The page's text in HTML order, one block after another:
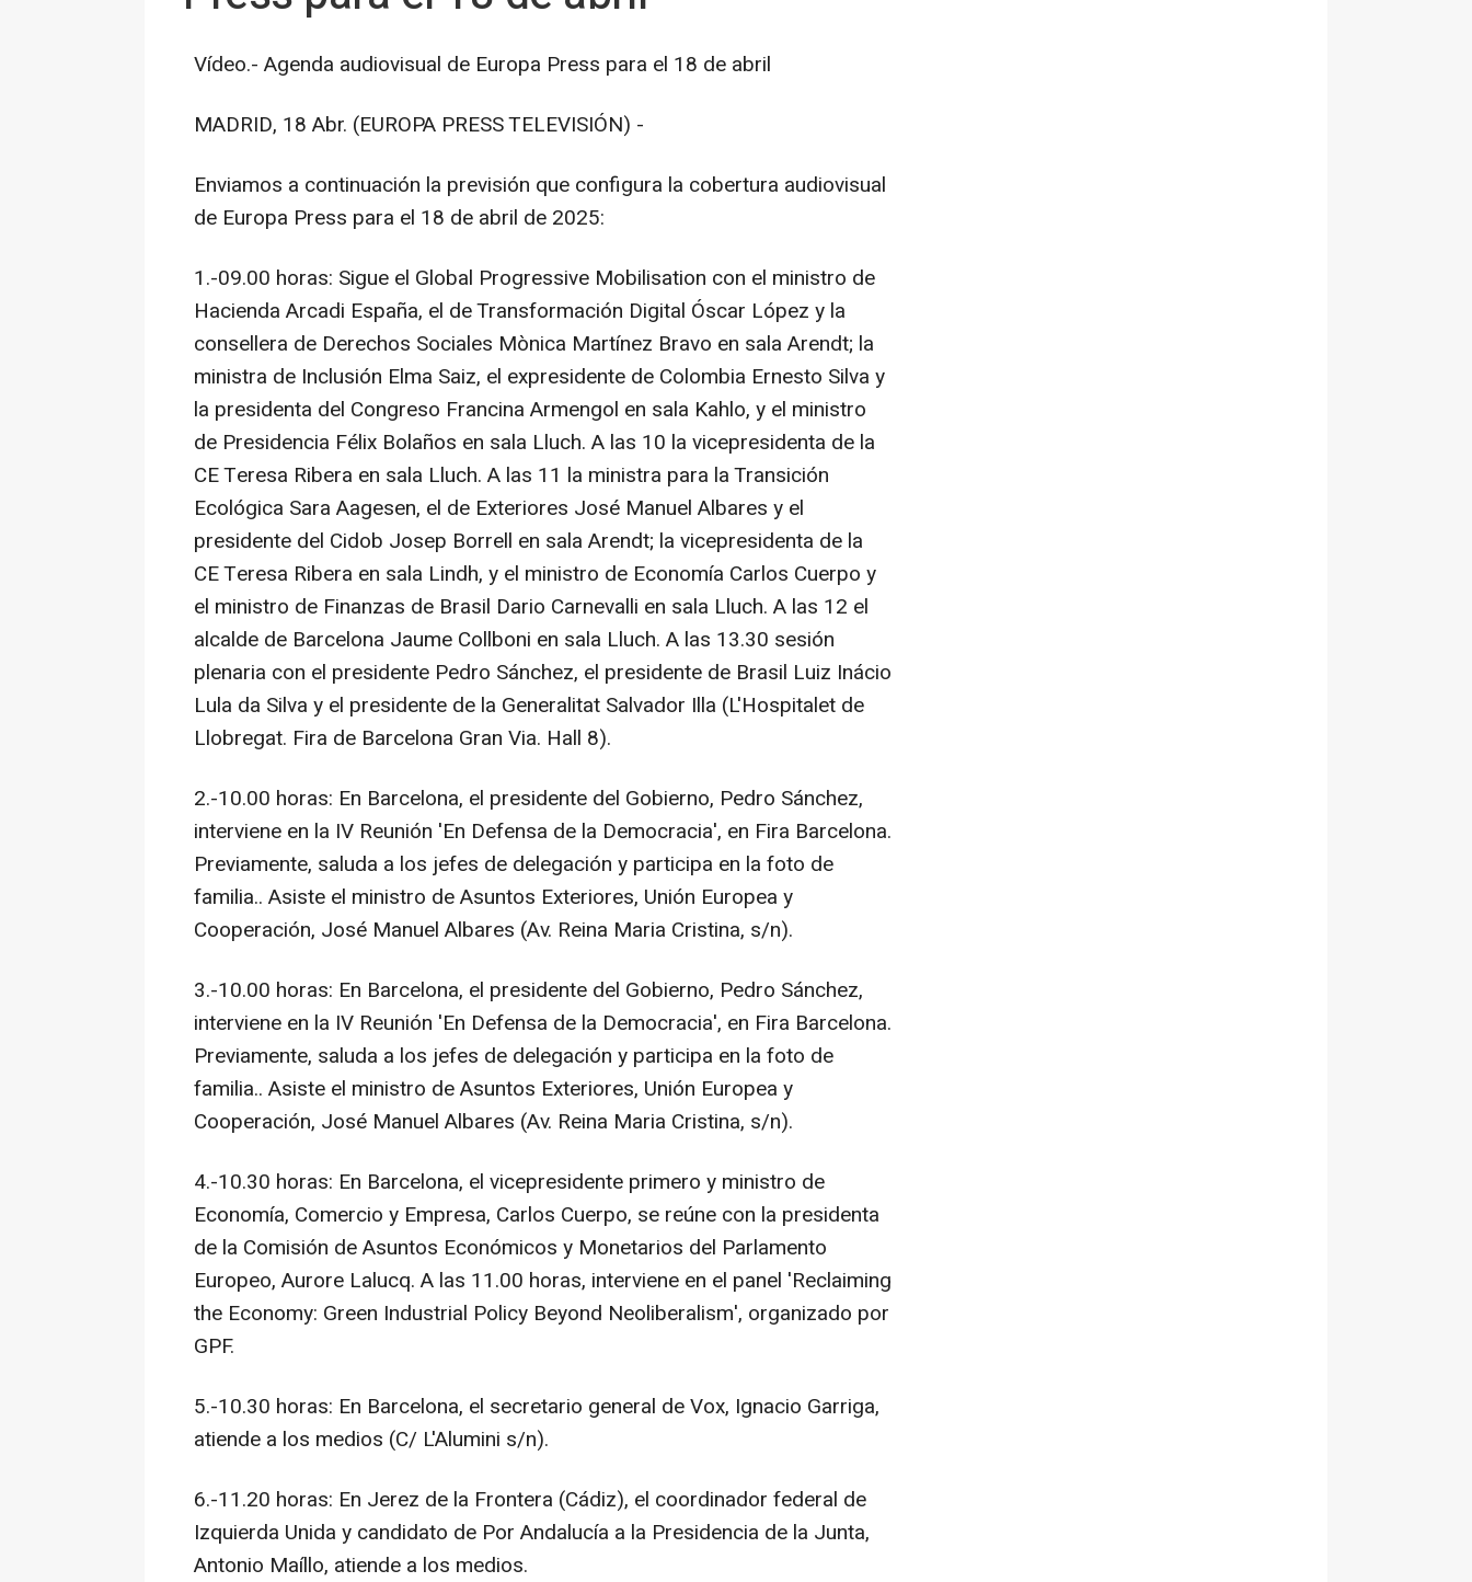
Vídeo.- Agenda audiovisual de Europa Press para el 18 de abril
MADRID, 18 Abr. (EUROPA PRESS TELEVISIÓN) -
Enviamos a continuación la previsión que configura la cobertura audiovisual
de Europa Press para el 18 de abril de 2025:
1.-09.00 horas: Sigue el Global Progressive Mobilisation con el ministro de
Hacienda Arcadi España, el de Transformación Digital Óscar López y la
consellera de Derechos Sociales Mònica Martínez Bravo en sala Arendt; la
ministra de Inclusión Elma Saiz, el expresidente de Colombia Ernesto Silva y
la presidenta del Congreso Francina Armengol en sala Kahlo, y el ministro
de Presidencia Félix Bolaños en sala Lluch. A las 10 la vicepresidenta de la
CE Teresa Ribera en sala Lluch. A las 11 la ministra para la Transición
Ecológica Sara Aagesen, el de Exteriores José Manuel Albares y el
presidente del Cidob Josep Borrell en sala Arendt; la vicepresidenta de la
CE Teresa Ribera en sala Lindh, y el ministro de Economía Carlos Cuerpo y
el ministro de Finanzas de Brasil Dario Carnevalli en sala Lluch. A las 12 el
alcalde de Barcelona Jaume Collboni en sala Lluch. A las 13.30 sesión
plenaria con el presidente Pedro Sánchez, el presidente de Brasil Luiz Inácio
Lula da Silva y el presidente de la Generalitat Salvador Illa (L'Hospitalet de
Llobregat. Fira de Barcelona Gran Via. Hall 8).
2.-10.00 horas: En Barcelona, el presidente del Gobierno, Pedro Sánchez,
interviene en la IV Reunión 'En Defensa de la Democracia', en Fira Barcelona.
Previamente, saluda a los jefes de delegación y participa en la foto de
familia.. Asiste el ministro de Asuntos Exteriores, Unión Europea y
Cooperación, José Manuel Albares (Av. Reina Maria Cristina, s/n).
3.-10.00 horas: En Barcelona, el presidente del Gobierno, Pedro Sánchez,
interviene en la IV Reunión 'En Defensa de la Democracia', en Fira Barcelona.
Previamente, saluda a los jefes de delegación y participa en la foto de
familia.. Asiste el ministro de Asuntos Exteriores, Unión Europea y
Cooperación, José Manuel Albares (Av. Reina Maria Cristina, s/n).
4.-10.30 horas: En Barcelona, el vicepresidente primero y ministro de
Economía, Comercio y Empresa, Carlos Cuerpo, se reúne con la presidenta
de la Comisión de Asuntos Económicos y Monetarios del Parlamento
Europeo, Aurore Lalucq. A las 11.00 horas, interviene en el panel 'Reclaiming
the Economy: Green Industrial Policy Beyond Neoliberalism', organizado por
GPF.
5.-10.30 horas: En Barcelona, el secretario general de Vox, Ignacio Garriga,
atiende a los medios (C/ L'Alumini s/n).
6.-11.20 horas: En Jerez de la Frontera (Cádiz), el coordinador federal de
Izquierda Unida y candidato de Por Andalucía a la Presidencia de la Junta,
Antonio Maíllo, atiende a los medios.